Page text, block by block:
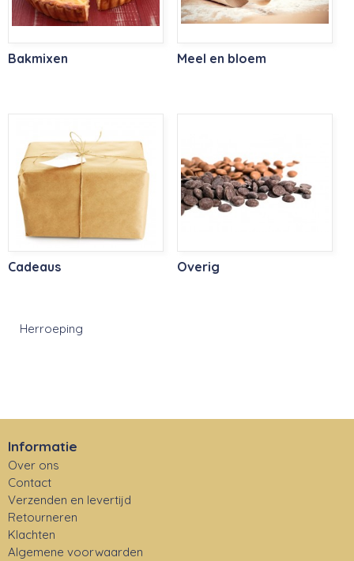
Bakmixen Meel en bloem
Cadeaus Overig
Herroeping
Informatie
Over ons
Contact
Verzenden en levertijd
Retourneren
Klachten
Algemene voorwaarden